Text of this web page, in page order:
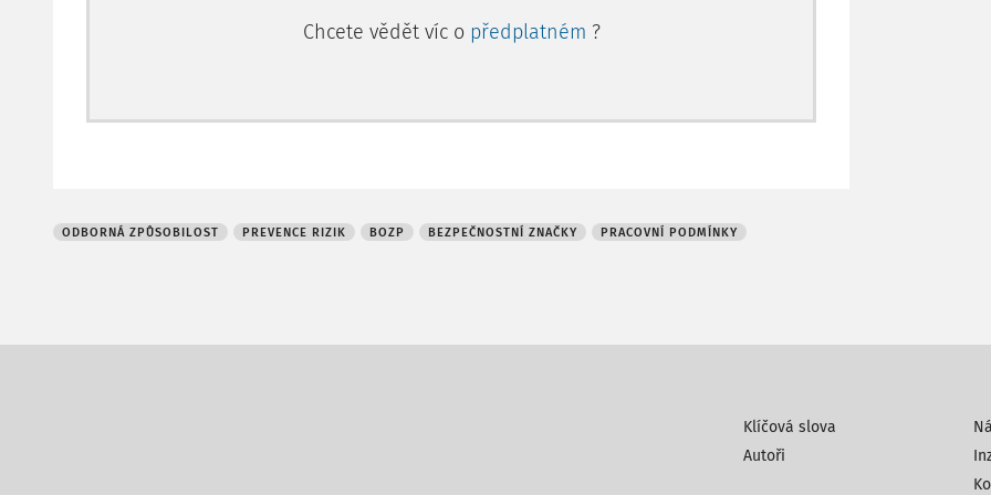
Chcete vědět víc o předplatném ?
ODBORNÁ ZPŮSOBILOST PREVENCE RIZIK BOZP BEZPEČNOSTNÍ ZNAČKY PRACOVNÍ PODMÍNKY
Klíčová slova
Autoři